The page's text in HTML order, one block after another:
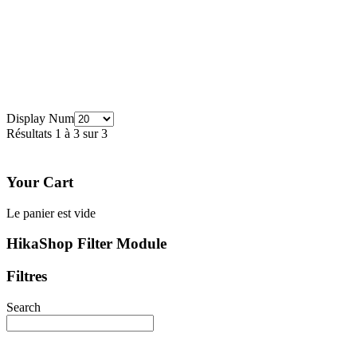
Display Num
Résultats 1 à 3 sur 3
Your Cart
Le panier est vide
HikaShop Filter Module
Filtres
Search